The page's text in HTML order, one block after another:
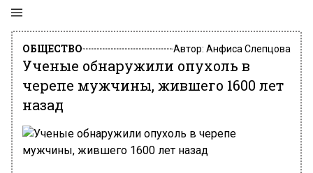
ОБЩЕСТВО Автор: Анфиса Слепцова
Ученые обнаружили опухоль в
черепе мужчины, жившего 1600 лет
назад